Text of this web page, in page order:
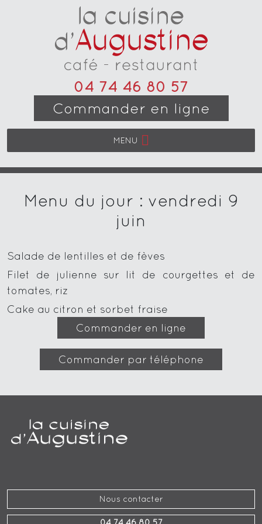
04 74 46 80 57
Commander en ligne
MENU
Menu du jour : vendredi 9
juin
Salade de lentilles et de fèves
Filet de julienne sur lit de courgettes et de
tomates, riz
Cake au citron et sorbet fraise
Commander en ligne
Commander par téléphone
Nous contacter